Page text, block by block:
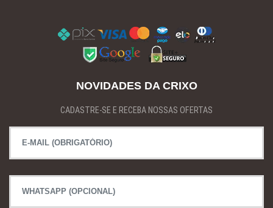
NOVIDADES DA CRIXO
CADASTRE-SE E RECEBA NOSSAS OFERTAS